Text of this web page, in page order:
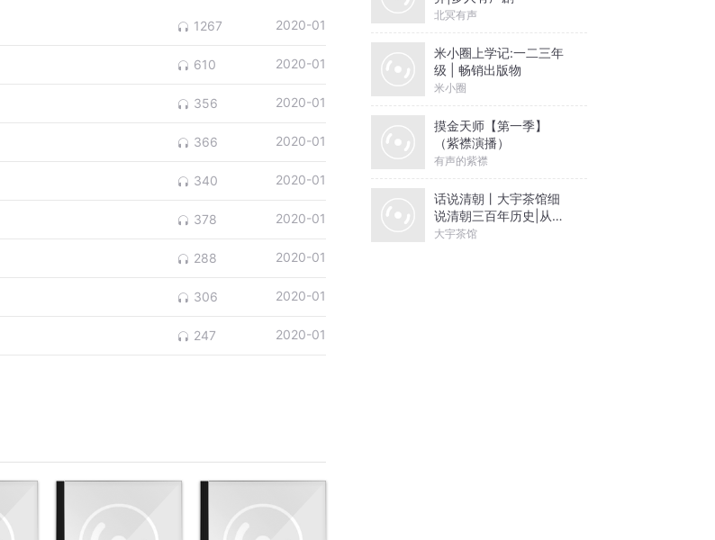
1267 2020-01
610 2020-01
356 2020-01
366 2020-01
340 2020-01
378 2020-01
288 2020-01
306 2020-01
247 2020-01
北冥有声
米小圈上学记:一二三年
级 | 畅销出版物
米小圈
摸金天师【第一季】
（紫襟演播）
有声的紫襟
话说清朝丨大宇茶馆细
说清朝三百年历史|从努
尔哈赤到末代皇帝溥仪|
大宇茶馆